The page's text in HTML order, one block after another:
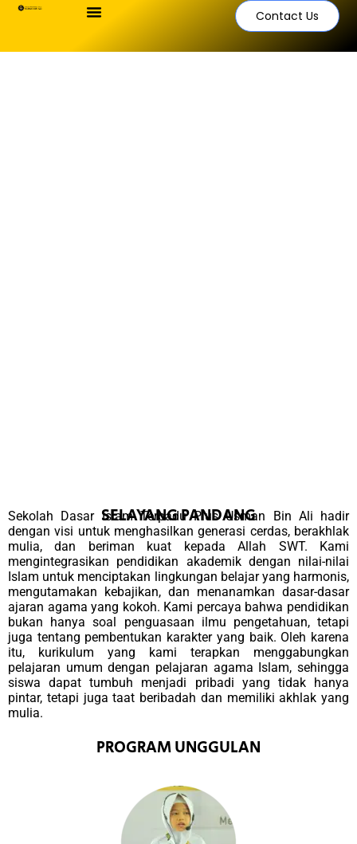
Contact Us
SELAYANG PANDANG
Sekolah Dasar Islam Terpadu Plus Usman Bin Ali hadir
dengan visi untuk menghasilkan generasi cerdas, berakhlak
mulia, dan beriman kuat kepada Allah SWT. Kami
mengintegrasikan pendidikan akademik dengan nilai-nilai
Islam untuk menciptakan lingkungan belajar yang harmonis,
mengutamakan kebajikan, dan menanamkan dasar-dasar
ajaran agama yang kokoh. Kami percaya bahwa pendidikan
bukan hanya soal penguasaan ilmu pengetahuan, tetapi
juga tentang pembentukan karakter yang baik. Oleh karena
itu, kurikulum yang kami terapkan menggabungkan
pelajaran umum dengan pelajaran agama Islam, sehingga
siswa dapat tumbuh menjadi pribadi yang tidak hanya
pintar, tetapi juga taat beribadah dan memiliki akhlak yang
mulia.
PROGRAM UNGGULAN